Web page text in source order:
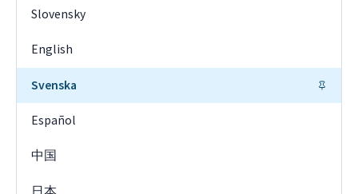
Slovensky
English
Svenska
Español
中国